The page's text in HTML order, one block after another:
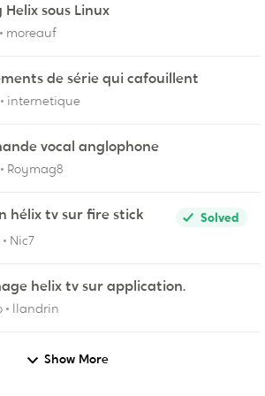
sous Linux
moreauf
de série qui cafouillent
internetique
vocal anglophone
Roymag8
hélix tv sur fire stick
Solved
Nic7
helix tv sur application.
llandrin
Show More